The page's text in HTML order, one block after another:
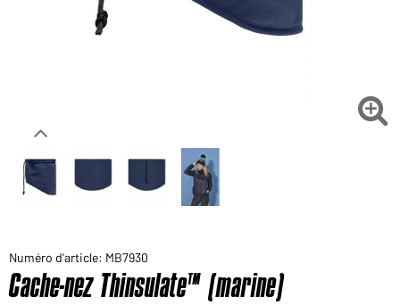

Numéro d'article: MB7930
Cache-nez Thinsulate™ (marine)